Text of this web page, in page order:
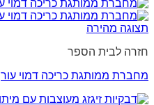
תצוגה מהירה
חזרה לבית הספר
מחברת ממותגת כריכה דמוי עור